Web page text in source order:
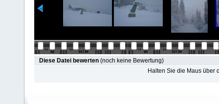
Diese Datei bewerten (noch keine Bewertung)
Halten Sie die Maus über